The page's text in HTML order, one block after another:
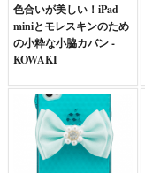
色合いが美しい！iPad
miniとモレスキンのため
の小粋な小脇カバン -
KOWAKI